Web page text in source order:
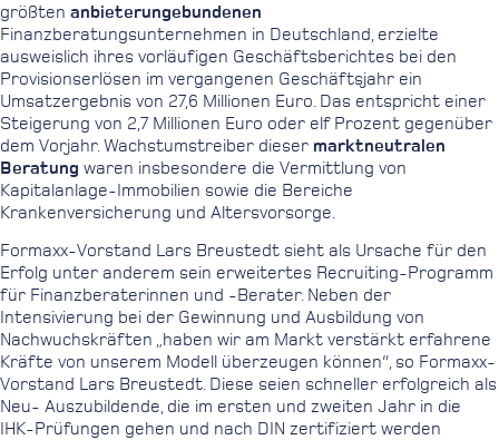
größten anbieterungebundenen
Finanzberatungsunternehmen in Deutschland, erzielte
ausweislich ihres vorläufigen Geschäftsberichtes bei den
Provisionserlösen im vergangenen Geschäftsjahr ein
Umsatzergebnis von 27,6 Millionen Euro. Das entspricht einer
Steigerung von 2,7 Millionen Euro oder elf Prozent gegenüber
dem Vorjahr. Wachstumstreiber dieser marktneutralen
Beratung waren insbesondere die Vermittlung von
Kapitalanlage-Immobilien sowie die Bereiche
Krankenversicherung und Altersvorsorge.
Formaxx-Vorstand Lars Breustedt sieht als Ursache für den
Erfolg unter anderem sein erweitertes Recruiting-Programm
für Finanzberaterinnen und -Berater. Neben der
Intensivierung bei der Gewinnung und Ausbildung von
Nachwuchskräften „haben wir am Markt verstärkt erfahrene
Kräfte von unserem Modell überzeugen können“, so Formaxx-
Vorstand Lars Breustedt. Diese seien schneller erfolgreich als
Neu- Auszubildende, die im ersten und zweiten Jahr in die
IHK-Prüfungen gehen und nach DIN zertifiziert werden